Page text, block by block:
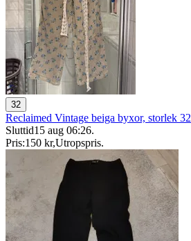
32
Reclaimed Vintage beiga byxor, storlek 32
Sluttid15 aug 06:26.
Pris:150 kr,Utropspris.